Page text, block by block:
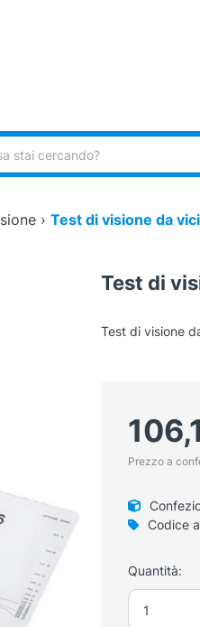
› Test di visione da
Test di
Test di visione
Prezzo a
Codice
Quantità:
Test